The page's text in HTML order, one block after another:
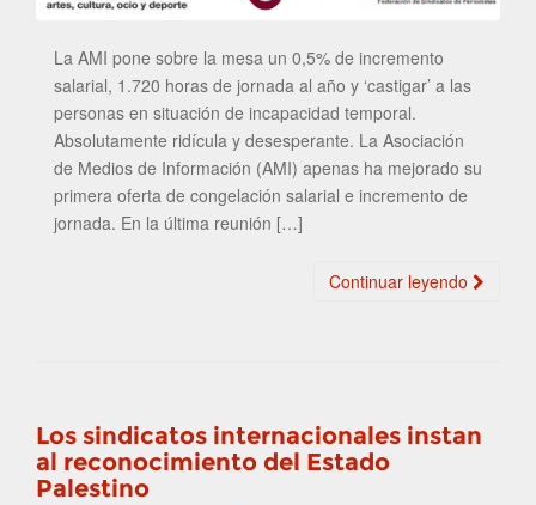
La AMI pone sobre la mesa un 0,5% de incremento
salarial, 1.720 horas de jornada al año y ‘castigar’ a las
personas en situación de incapacidad temporal.
Absolutamente ridícula y desesperante. La Asociación
de Medios de Información (AMI) apenas ha mejorado su
primera oferta de congelación salarial e incremento de
jornada. En la última reunión […]
Continuar leyendo
Los sindicatos internacionales instan
al reconocimiento del Estado
Palestino